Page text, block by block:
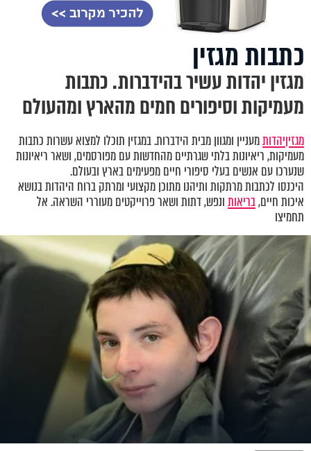
כתבות מגזין
מגזין יהדות עשיר בהידברות. כתבות
מעמיקות וסיפורים חמים מהארץ ומהעולם
מגזיןיהדותמעניין ומגוון מבית הידברות. במגזין תוכלו למצוא עשרות כתבות
מעמיקות, ריאיונות בלתי שגרתיים מהחדשות עם מפורסמים, ושאר ריאיונות
שנערכו עם אנשים בעלי סיפורי חיים מפעימים בארץ ובעולם.
היכנסו לכתבות מרתקות ותיהנו מתוכן מקצועי ומרתק ברוח היהדות בנושא
איכות חיים,בריאותונפש, דתות ושאר פרוייקטים מעוררי השראה. אל
תחמיצו